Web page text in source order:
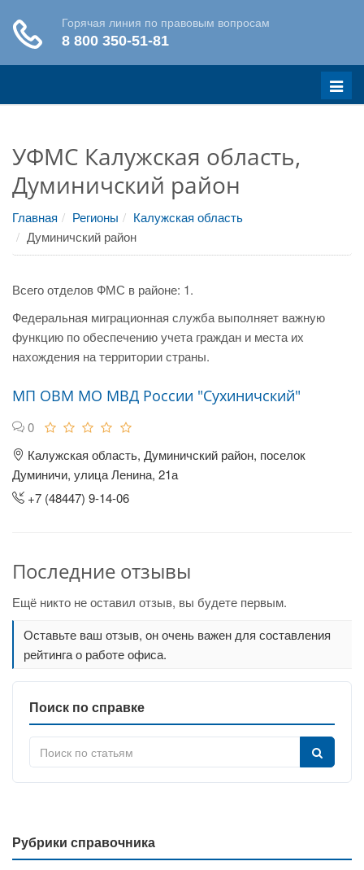
Меню
УФМС Калужская область,
Думиничский район
Главная Регионы
Калужская область
Думиничский район
Всего отделов ФМС в районе: 1.
Федеральная миграционная служба выполняет важную
функцию по обеспечению учета граждан и места их
нахождения на территории страны.
МП ОВМ МО МВД России "Сухиничский"
0
Калужская область, Думиничский район, поселок
Думиничи, улица Ленина, 21а
+7 (48447) 9-14-06
Последние отзывы
Ещё никто не оставил отзыв, вы будете первым.
Оставьте ваш отзыв, он очень важен для составления
рейтинга о работе офиса.
Поиск по справке
Рубрики справочника